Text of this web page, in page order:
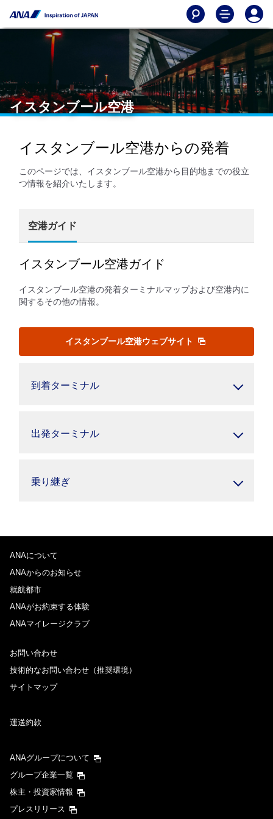
イスタンブール空港
イスタンブール空港からの発着
このページでは、イスタンブール空港から目的地までの役立
つ情報を紹介いたします。
空港ガイド
イスタンブール空港ガイド
イスタンブール空港の発着ターミナルマップおよび空港内に
関するその他の情報。
イスタンブール空港ウェブサイト
到着ターミナル
出発ターミナル
乗り継ぎ
ANAについて
ANAからのお知らせ
就航都市
ANAがお約束する体験
ANAマイレージクラブ
お問い合わせ
技術的なお問い合わせ（推奨環境）
サイトマップ
運送約款
ANAグループについて
グループ企業一覧
株主・投資家情報
プレスリリース